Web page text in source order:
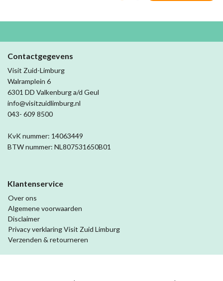
Contactgegevens
Visit Zuid-Limburg
Walramplein 6
6301 DD Valkenburg a/d Geul
info@visitzuidlimburg.nl
043- 609 8500
KvK nummer: 14063449
BTW nummer: NL807531650B01
Klantenservice
Over ons
Algemene voorwaarden
Disclaimer
Privacy verklaring Visit Zuid Limburg
Verzenden & retourneren